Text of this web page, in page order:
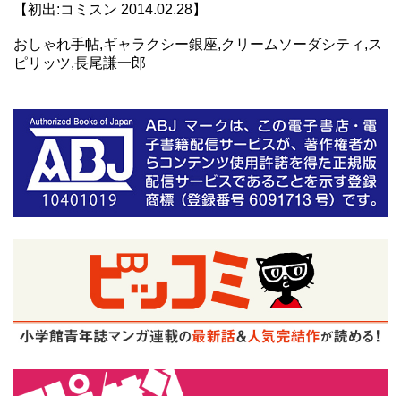
【初出:コミスン 2014.02.28】
おしゃれ手帖,ギャラクシー銀座,クリームソーダシティ,ス
ピリッツ,長尾謙一郎